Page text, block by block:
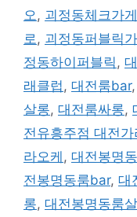
오 , 괴정동체크가게
로 , 괴정동퍼블릭
정동하이퍼블릭 ,
래클럽 , 대전룸bar,
살롱, 대전룸싸롱,
전유흥주점 대전
라오케 , 대전봉명
전봉명동룸bar, 대
롱, 대전봉명동룸